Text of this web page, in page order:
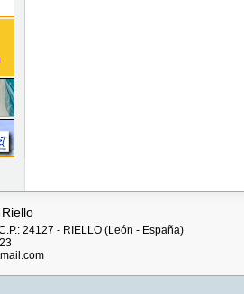
24127 - RIELLO (León - España)